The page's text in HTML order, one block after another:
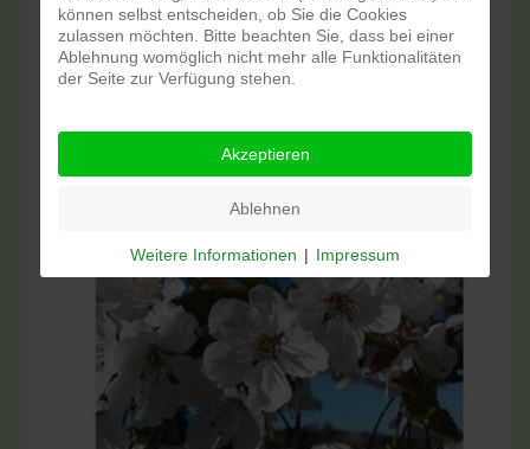
können selbst entscheiden, ob Sie die Cookies
zulassen möchten. Bitte beachten Sie, dass bei einer
Ablehnung womöglich nicht mehr alle Funktionalitäten
der Seite zur Verfügung stehen.
Akzeptieren
Ablehnen
Weitere Informationen | Impressum